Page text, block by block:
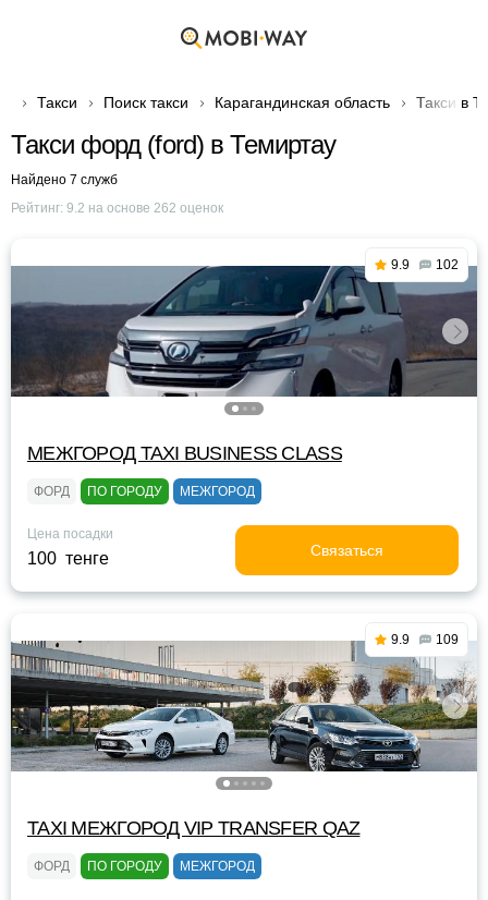
Такси Поиск такси Карагандинская область Такси в
Такси форд (ford) в Темиртау
Найдено 7 служб
Рейтинг: 9.2 на основе 262 оценок
9.9 102
МЕЖГОРОД TAXI BUSINESS CLASS
ФОРД ПО ГОРОДУ МЕЖГОРОД
Цена посадки
100 тенге Связаться
9.9 109
TAXI МЕЖГОРОД VIP TRANSFER QАZ
ФОРД ПО ГОРОДУ МЕЖГОРОД